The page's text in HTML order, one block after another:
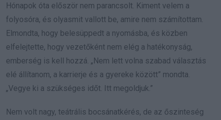
Hónapok óta először nem parancsolt. Kiment velem a
folyosóra, és olyasmit vallott be, amire nem számítottam.
Elmondta, hogy belesüppedt a nyomásba, és közben
elfelejtette, hogy vezetőként nem elég a hatékonyság,
emberség is kell hozzá. „Nem lett volna szabad választás
elé állítanom, a karrierje és a gyereke között” mondta.
„Vegye ki a szükséges időt. Itt megoldjuk.”
Nem volt nagy, teátrális bocsánatkérés, de az őszinteség